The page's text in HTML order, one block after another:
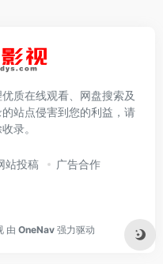
质在线观看、网盘搜索及
站点侵害到您的利益，请
录。
站投稿 广告合作
由 OneNav 强力驱动